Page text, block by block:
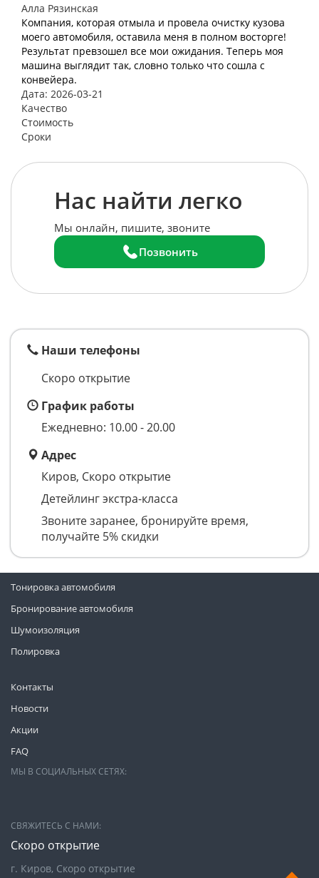
Алла Рязинская
Компания, которая отмыла и провела очистку кузова
моего автомобиля, оставила меня в полном восторге!
Результат превзошел все мои ожидания. Теперь моя
машина выглядит так, словно только что сошла с
конвейера.
Дата: 2026-03-21
Качество
Стоимость
Сроки
Нас найти легко
Мы онлайн, пишите, звоните
Позвонить
Наши телефоны
Скоро открытие
График работы
Ежедневно: 10.00 - 20.00
Адрес
Киров, Скоро открытие
Детейлинг экстра-класса
Звоните заранее, бронируйте время,
получайте 5% скидки
Контакты
Новости
Акции
FAQ
Тонировка автомобиля
Бронирование автомобиля
Шумоизоляция
Полировка
МЫ В СОЦИАЛЬНЫХ СЕТЯХ:
СВЯЖИТЕСЬ С НАМИ:
Скоро открытие
г. Киров, Скоро открытие